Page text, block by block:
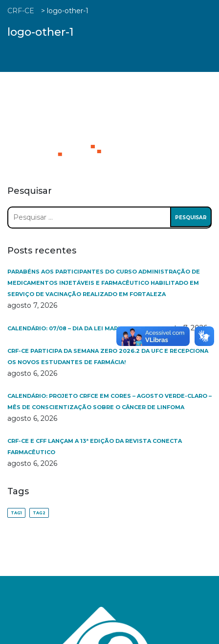
CRF-CE > logo-other-1
logo-other-1
Pesquisar
Pesquisar
por:
Posts recentes
PARABÉNS AOS PARTICIPANTES DO CURSO ADMINISTRAÇÃO DE
MEDICAMENTOS INJETÁVEIS E FARMACÊUTICO HABILITADO EM
SERVIÇO DE VACINAÇÃO REALIZADO EM FORTALEZA
agosto 7, 2026
CALENDÁRIO: 07/08 – DIA DA LEI MARIA DA PENHA agosto 7, 2026
CRF-CE PARTICIPA DA SEMANA ZERO 2026.2 DA UFC E RECEPCIONA
OS NOVOS ESTUDANTES DE FARMÁCIA!
agosto 6, 2026
CALENDÁRIO: PROJETO CRFCE EM CORES – AGOSTO VERDE-CLARO –
MÊS DE CONSCIENTIZAÇÃO SOBRE O CÂNCER DE LINFOMA
agosto 6, 2026
CRF-CE E CFF LANÇAM A 13ª EDIÇÃO DA REVISTA CONECTA
FARMACÊUTICO
agosto 6, 2026
Tags
TAG1 TAG2